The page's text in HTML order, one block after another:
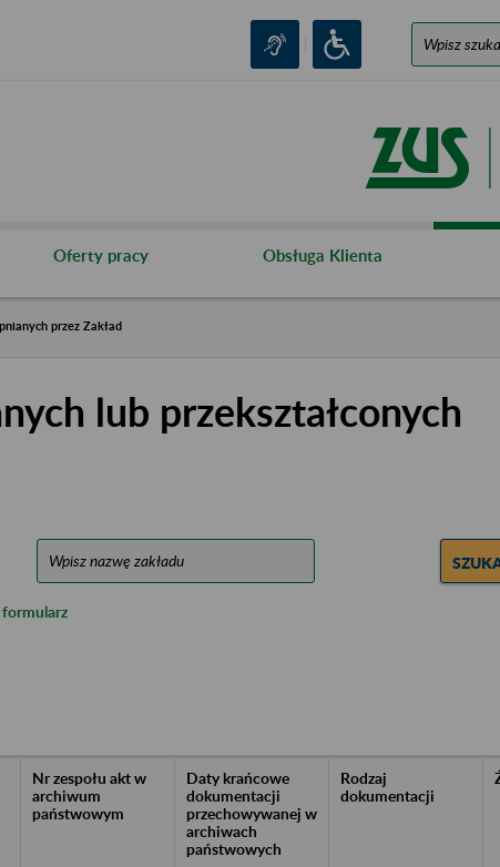
Oferty pracy Obsługa Klienta
przez Zakład
lub przekształconych
formularz
Nr zespołu akt w
archiwum
państwowym
Daty krańcowe
dokumentacji
przechowywanej w
archiwach
państwowych
Rodzaj
dokumentacji